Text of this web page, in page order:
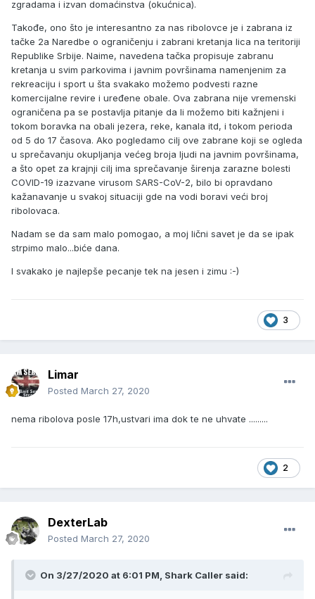
zgradama i izvan domaćinstva (okućnica).
Takođe, ono što je interesantno za nas ribolovce je i zabrana iz
tačke 2a Naredbe o ograničenju i zabrani kretanja lica na teritoriji
Republike Srbije. Naime, navedena tačka propisuje zabranu
kretanja u svim parkovima i javnim površinama namenjenim za
rekreaciju i sport u šta svakako možemo podvesti razne
komercijalne revire i uređene obale. Ova zabrana nije vremenski
ograničena pa se postavlja pitanje da li možemo biti kažnjeni i
tokom boravka na obali jezera, reke, kanala itd, i tokom perioda
od 5 do 17 časova. Ako pogledamo cilj ove zabrane koji se ogleda
u sprečavanju okupljanja većeg broja ljudi na javnim površinama,
a što opet za krajnji cilj ima sprečavanje širenja zarazne bolesti
COVID-19 izazvane virusom SARS-CoV-2, bilo bi opravdano
kažanavanje u svakoj situaciji gde na vodi boravi veći broj
ribolovaca.
Nadam se da sam malo pomogao, a moj lični savet je da se ipak
strpimo malo...biće dana.
I svakako je najlepše pecanje tek na jesen i zimu :-)
3
Limar
Posted March 27, 2020
nema ribolova posle 17h,ustvari ima dok te ne uhvate .........
2
DexterLab
Posted March 27, 2020
On 3/27/2020 at 6:01 PM, Shark Caller said: